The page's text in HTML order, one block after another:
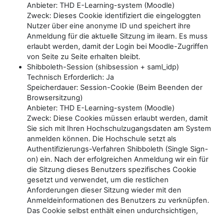
Anbieter: THD E-Learning-system (Moodle)
Zweck: Dieses Cookie identifiziert die eingeloggten
Nutzer über eine anonyme ID und speichert ihre
Anmeldung für die aktuelle Sitzung im ilearn. Es muss
erlaubt werden, damit der Login bei Moodle-Zugriffen
von Seite zu Seite erhalten bleibt.
Shibboleth-Session (shibsession + saml_idp)
Technisch Erforderlich: Ja
Speicherdauer: Session-Cookie (Beim Beenden der
Browsersitzung)
Anbieter: THD E-Learning-system (Moodle)
Zweck: Diese Cookies müssen erlaubt werden, damit
Sie sich mit Ihren Hochschulzugangsdaten am System
anmelden können. Die Hochschule setzt als
Authentifizierungs-Verfahren Shibboleth (Single Sign-
on) ein. Nach der erfolgreichen Anmeldung wir ein für
die Sitzung dieses Benutzers spezifisches Cookie
gesetzt und verwendet, um die restlichen
Anforderungen dieser Sitzung wieder mit den
Anmeldeinformationen des Benutzers zu verknüpfen.
Das Cookie selbst enthält einen undurchsichtigen,